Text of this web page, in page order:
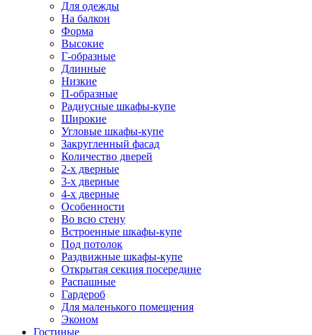
Для одежды
На балкон
Форма
Высокие
Г-образные
Длинные
Низкие
П-образные
Радиусные шкафы-купе
Широкие
Угловые шкафы-купе
Закругленный фасад
Количество дверей
2-х дверные
3-х дверные
4-х дверные
Особенности
Во всю стену
Встроенные шкафы-купе
Под потолок
Раздвижные шкафы-купе
Открытая секция посередине
Распашные
Гардероб
Для маленького помещения
Эконом
Гостиные